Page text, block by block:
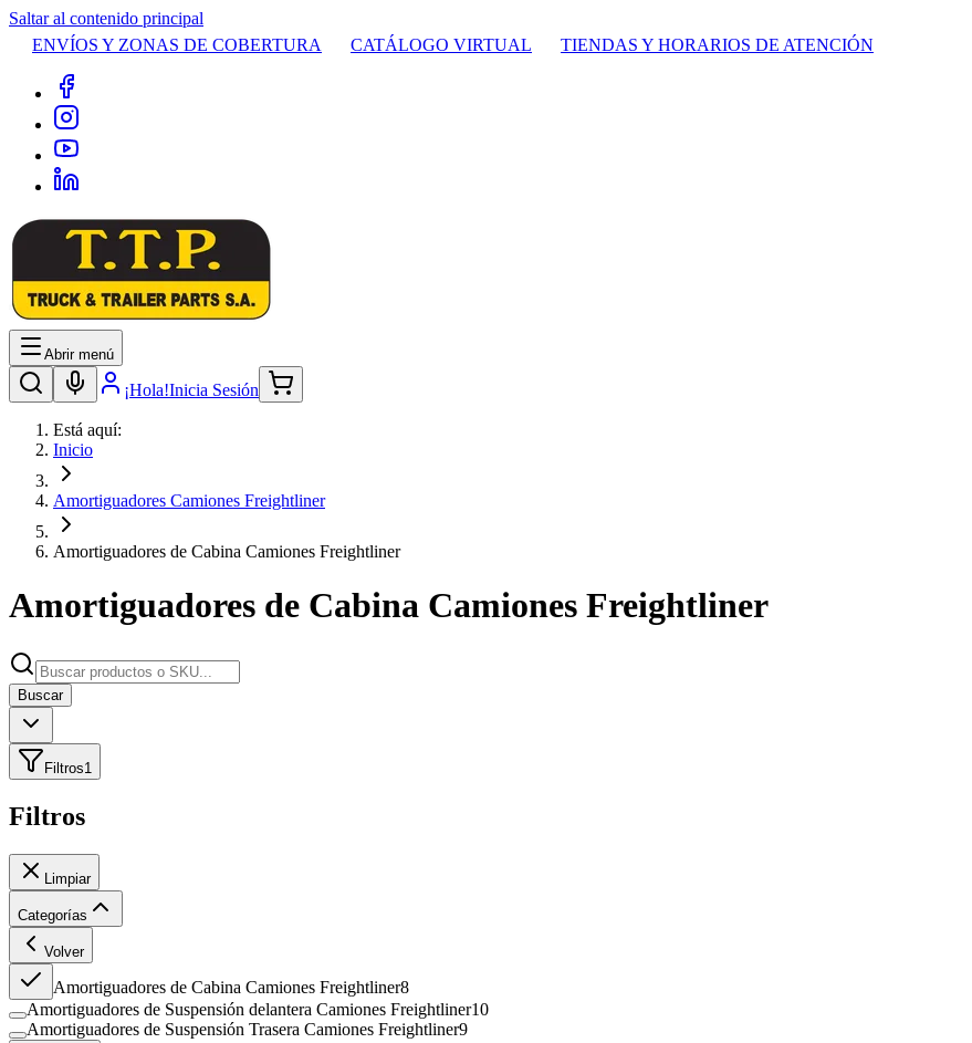
Saltar al contenido principal
ENVÍOS Y ZONAS DE COBERTURA
CATÁLOGO VIRTUAL TIENDAS Y HORARIOS DE ATENCIÓN
Abrir menú
¡Hola!Inicia Sesión
Está aquí:
Inicio
Amortiguadores Camiones Freightliner
Amortiguadores de Cabina Camiones Freightliner
Amortiguadores de Cabina Camiones Freightliner
Buscar
Filtros1
Filtros
Limpiar
Categorías
Volver
Amortiguadores de Cabina Camiones Freightliner8
Amortiguadores de Suspensión delantera Camiones Freightliner10
Amortiguadores de Suspensión Trasera Camiones Freightliner9